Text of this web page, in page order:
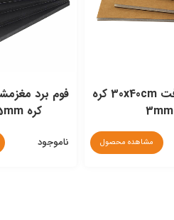
فوم برد کرافت 30x40cm کره
3mm
مشاهده محصول
کره 5mm مشکی
ناموجود